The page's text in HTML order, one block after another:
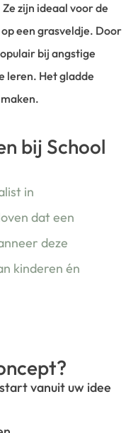
zijn ideaal voor de
een grasveldje. Door
bij angstige
leren. Het gladde
bij School
in
dat een
deze
kinderen én
vanuit uw idee